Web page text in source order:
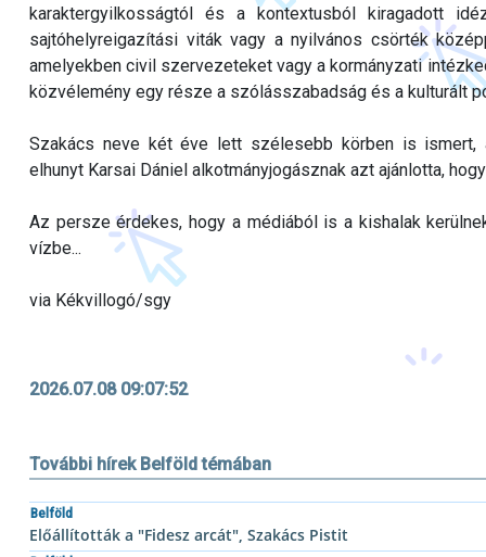
karaktergyilkosságtól és a kontextusból kiragadott
sajtóhelyreigazítási viták vagy a nyilvános csörték
amelyekben civil szervezeteket vagy a kormányzati
közvélemény egy része a szólásszabadság és a kulturált
Szakács neve két éve lett szélesebb körben is ismert,
elhunyt Karsai Dániel alkotmányjogásznak azt ajánlotta,
Az persze érdekes, hogy a médiából is a kishalak
vízbe...
via Kékvillogó/sgy
2026.07.08 09:07:52
További hírek Belföld témában
Belföld
Előállították a "Fidesz arcát", Szakács Pistit